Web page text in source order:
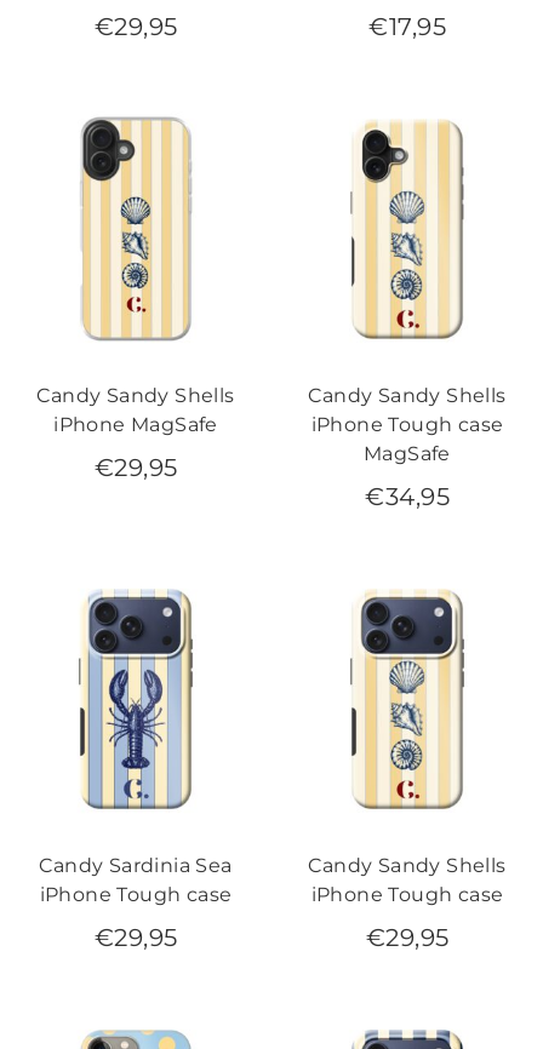
€29,95 €17,95
Candy Sandy Shells
iPhone MagSafe
€29,95
Candy Sandy Shells
iPhone Tough case
MagSafe
€34,95
Candy Sardinia Sea
iPhone Tough case
€29,95
Candy Sandy Shells
iPhone Tough case
€29,95